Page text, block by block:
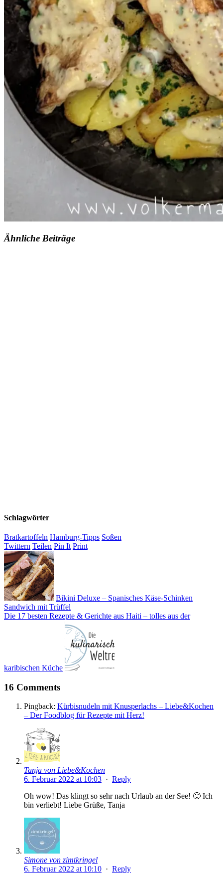
Ähnliche Beiträge
Schlagwörter
Bratkartoffeln Hamburg-Tipps Soßen
Twittern Teilen Pin It Print
Bikini Deluxe – Spanisches Käse-Schinken
Sandwich mit Trüffel
Die 17 besten Rezepte & Gerichte aus Haiti – tolles aus der
karibischen Küche
16 Comments
Pingback: Kürbisnudeln mit Knusperlachs – Liebe&Kochen
– Der Foodblog für Rezepte mit Herz!
Tanja von Liebe&Kochen
6. Februar 2022 at 10:03 · Reply
Oh wow! Das klingt so sehr nach Urlaub an der See! 🙂 Ich
bin verliebt! Liebe Grüße, Tanja
Simone von zimtkringel
6. Februar 2022 at 10:10 · Reply